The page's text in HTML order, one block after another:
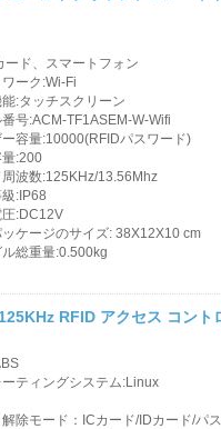
ード、スマートフォン
ーク:Wi-Fi
:タッチスクリーン
号:ACM-TF1ASEM-W-Wifi
容量:10000(RFIDパスワード)
:200
周波数:125KHz/13.56Mhz
:IP68
:DC12V
ケージのサイズ: 38X12X10 cm
ル総重量:0.500kg
RFID アクセス コント
ーティングシステム:Linux
解除モード：ICカード/IDカード/パ